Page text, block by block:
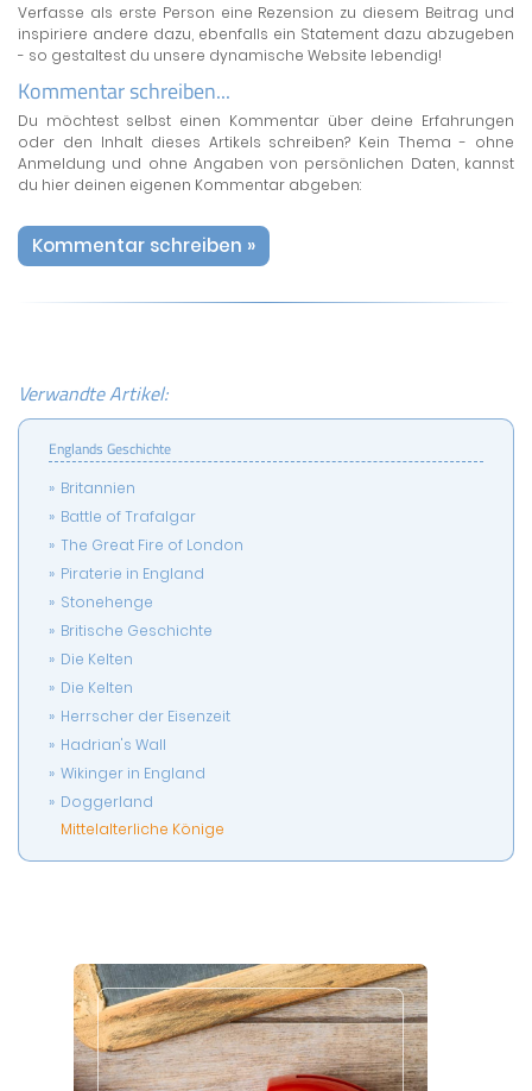
Verfasse als erste Person eine Rezension zu diesem Beitrag und
inspiriere andere dazu, ebenfalls ein Statement dazu abzugeben
- so gestaltest du unsere dynamische Website lebendig!
Kommentar schreiben...
Du möchtest selbst einen Kommentar über deine Erfahrungen
oder den Inhalt dieses Artikels schreiben? Kein Thema - ohne
Anmeldung und ohne Angaben von persönlichen Daten, kannst
du hier deinen eigenen Kommentar abgeben:
Kommentar schreiben »
Verwandte Artikel:
Englands Geschichte
Britannien
Battle of Trafalgar
The Great Fire of London
Piraterie in England
Stonehenge
Britische Geschichte
Die Kelten
Die Kelten
Herrscher der Eisenzeit
Hadrian's Wall
Wikinger in England
Doggerland
Mittelalterliche Könige